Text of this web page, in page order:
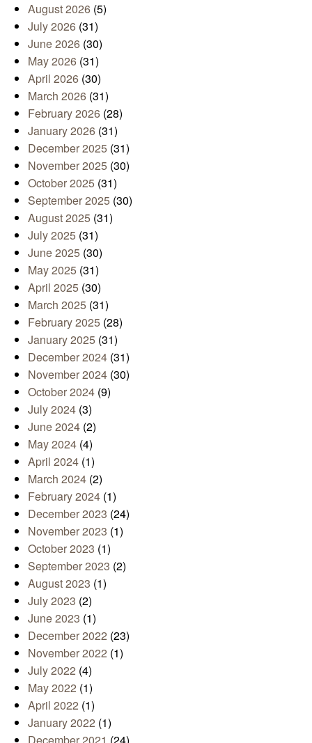
August 2026 (5)
July 2026 (31)
June 2026 (30)
May 2026 (31)
April 2026 (30)
March 2026 (31)
February 2026 (28)
January 2026 (31)
December 2025 (31)
November 2025 (30)
October 2025 (31)
September 2025 (30)
August 2025 (31)
July 2025 (31)
June 2025 (30)
May 2025 (31)
April 2025 (30)
March 2025 (31)
February 2025 (28)
January 2025 (31)
December 2024 (31)
November 2024 (30)
October 2024 (9)
July 2024 (3)
June 2024 (2)
May 2024 (4)
April 2024 (1)
March 2024 (2)
February 2024 (1)
December 2023 (24)
November 2023 (1)
October 2023 (1)
September 2023 (2)
August 2023 (1)
July 2023 (2)
June 2023 (1)
December 2022 (23)
November 2022 (1)
July 2022 (4)
May 2022 (1)
April 2022 (1)
January 2022 (1)